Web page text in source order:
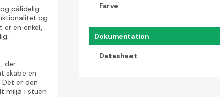
pålidelig
og
er en enkel,
der
skabe en
er den
miljø i stuen
Farve
Dokumentation
Datasheet